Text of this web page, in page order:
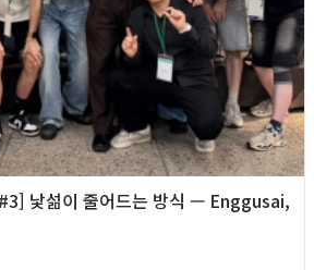
낯섦이 줄어드는 방식 — Enggusai,